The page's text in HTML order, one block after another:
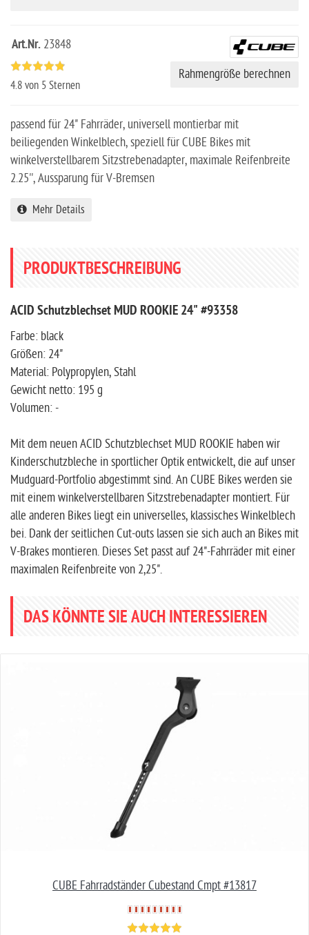
Art.Nr. 23848
4.8 von 5 Sternen
Rahmengröße berechnen
passend für 24" Fahrräder, universell montierbar mit
beiliegenden Winkelblech, speziell für CUBE Bikes mit
winkelverstellbarem Sitzstrebenadapter, maximale Reifenbreite
2.25'', Aussparung für V-Bremsen
Mehr Details
PRODUKTBESCHREIBUNG
ACID Schutzblechset MUD ROOKIE 24" #93358
Farbe: black
Größen: 24"
Material: Polypropylen, Stahl
Gewicht netto: 195 g
Volumen: -
Mit dem neuen ACID Schutzblechset MUD ROOKIE haben wir
Kinderschutzbleche in sportlicher Optik entwickelt, die auf unser
Mudguard-Portfolio abgestimmt sind. An CUBE Bikes werden sie
mit einem winkelverstellbaren Sitzstrebenadapter montiert. Für
alle anderen Bikes liegt ein universelles, klassisches Winkelblech
bei. Dank der seitlichen Cut-outs lassen sie sich auch an Bikes mit
V-Brakes montieren. Dieses Set passt auf 24"-Fahrräder mit einer
maximalen Reifenbreite von 2,25".
DAS KÖNNTE SIE AUCH INTERESSIEREN
CUBE Fahrradständer Cubestand Cmpt #13817